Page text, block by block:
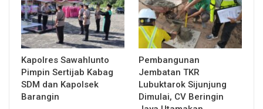
Kapolres Sawahlunto
Pimpin Sertijab Kabag
SDM dan Kapolsek
Barangin
Pembangunan
Jembatan TKR
Lubuktarok Sijunjung
Dimulai, CV Beringin